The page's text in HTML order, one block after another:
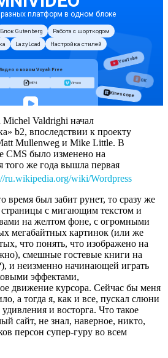
Valdrighi начал
b2, впоследствии к проекту
Mullenweg и Mike Little. В
CMS было изменено на
того же года вышла первая
ru.wikipedia.org/wiki/Wordpress
время был забит рунет, то сразу же
страницы с мигающим текстом и
на желтом фоне, с огромными
мегабайтных картинок (или же
что понять, что изображено на
смешные гостевые книги на
и неизменно начинающей играть
эффектами,
движение курсора. Сейчас бы меня
а тогда я, как и все, пускал слюни
и восторга. Что такое
сайт, не знал, наверное, никто,
персон супер-гуру во всем